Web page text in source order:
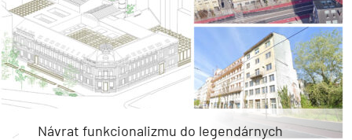
Návrat funkcionalizmu do legendárnych